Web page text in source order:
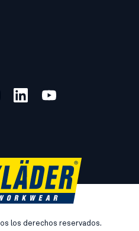
los derechos reservados.